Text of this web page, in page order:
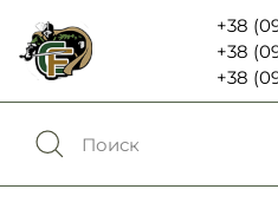
+38
+38
+38